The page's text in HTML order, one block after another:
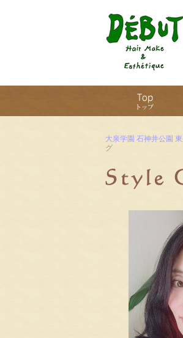
大泉学園 石神井公園
グ